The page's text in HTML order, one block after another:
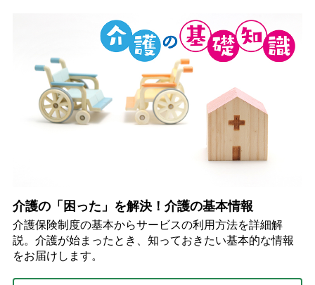
介護の「困った」を解決！介護の基本情報
介護保険制度の基本からサービスの利用方法を詳細解
説。介護が始まったとき、知っておきたい基本的な情報
をお届けします。